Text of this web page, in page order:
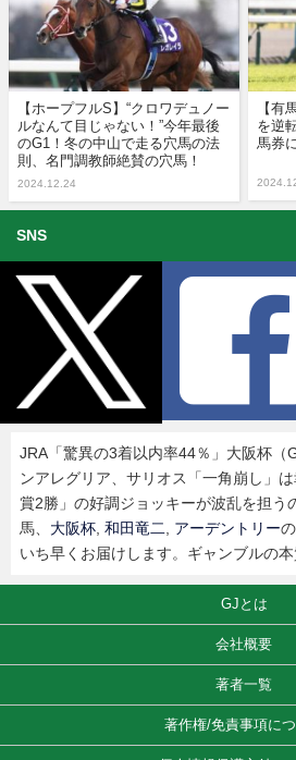
【ホープフルS】“クロワデュノー
ルなんて目じゃない！”今年最後
のG1！冬の中山で走る穴馬の法
則、名門調教師絶賛の穴馬！
2024.12.24
【有
を逆
馬券
SNS
JRA「驚異の3着以内率44％」大阪杯（
ンアレグリア、サリオス「一角崩し」
賞2勝」の好調ジョッキーが波乱を担う
馬、 大阪杯 和田竜二 アーデントリー
いち早くお届けします。ギャンブルの
GJとは
会社概要
著者一覧
著作権/免責事項に